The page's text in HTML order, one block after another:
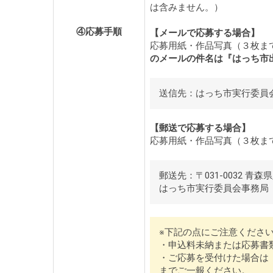
④応募手順
は含みません。）
【メールで応募する場合】
応募用紙・作品写真（３枚
のメールの件名は『はっち
送信先：はっち市実行委員
【郵送で応募する場合】
応募用紙・作品写真（３枚
郵送先：〒031-0032 青森
はっち市実行委員会事務
※下記の点にご注意くださ
・申込料未納または応募
・ご応募を受付けた場合
までご一報ください。